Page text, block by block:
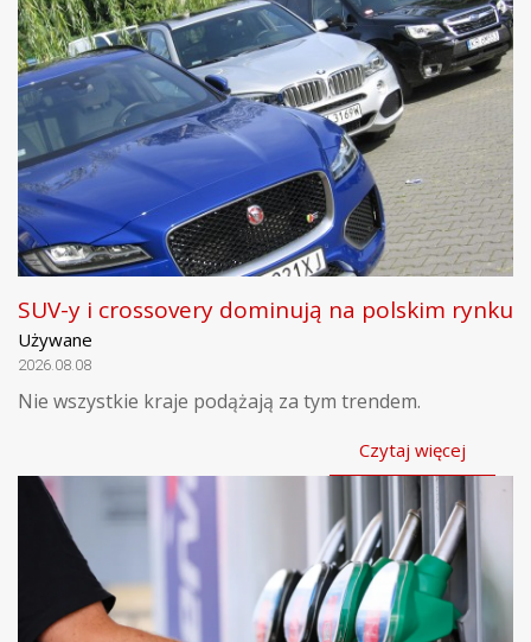
SUV-y i crossovery dominują na polskim rynku
Używane
2026.08.08
Nie wszystkie kraje podążają za tym trendem.
Czytaj więcej